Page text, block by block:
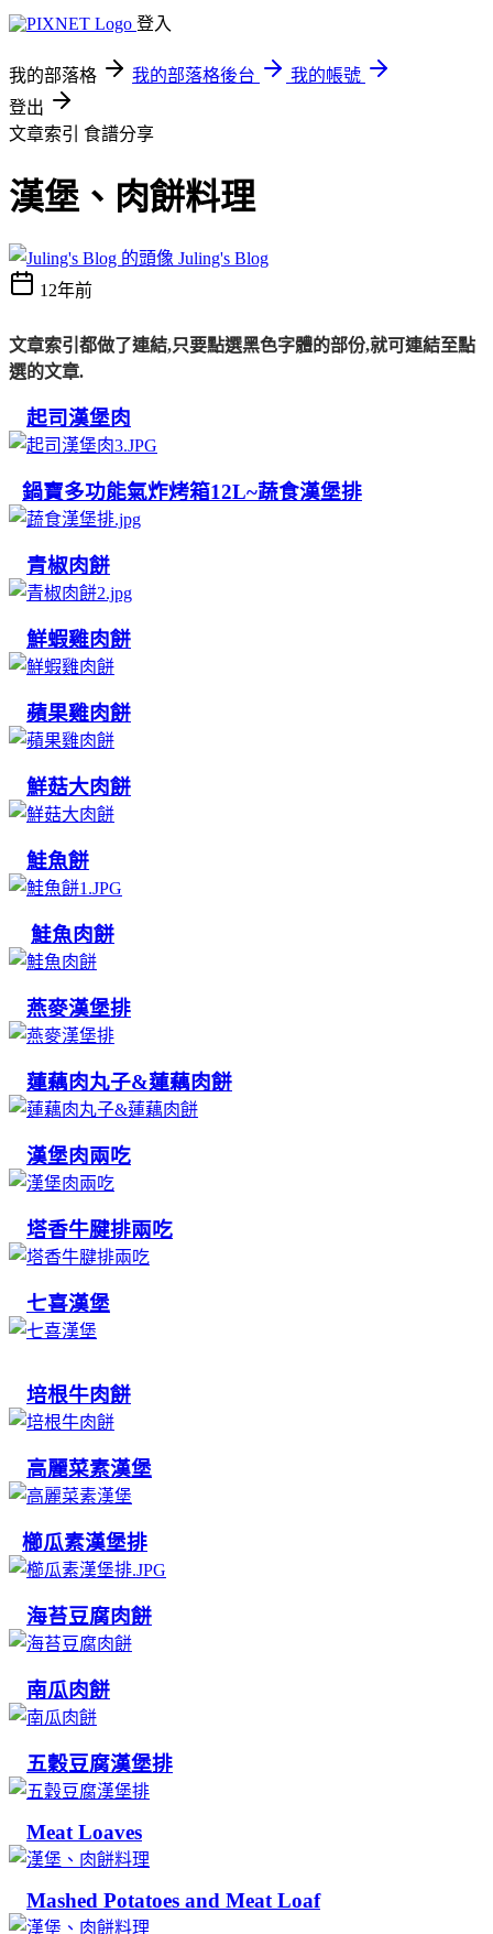
登入
我的部落格 我的部落格後台
我的帳號
登出
文章索引 食譜分享
漢堡、肉餅料理
Juling's Blog
12年前
文章索引都做了連結,只要點選黑色字體的部份,就可連結至點
選的文章.
起司漢堡肉
鍋寶多功能氣炸烤箱12L~蔬食漢堡排
青椒肉餅
鮮蝦雞肉餅
蘋果雞肉餅
鮮菇大肉餅
鮭魚餅
鮭魚肉餅
燕麥漢堡排
蓮藕肉丸子&蓮藕肉餅
漢堡肉兩吃
塔香牛腱排兩吃
七喜漢堡
培根牛肉餅
高麗菜素漢堡
櫛瓜素漢堡排
海苔豆腐肉餅
南瓜肉餅
五穀豆腐漢堡排
Meat Loaves
Mashed Potatoes and Meat Loaf